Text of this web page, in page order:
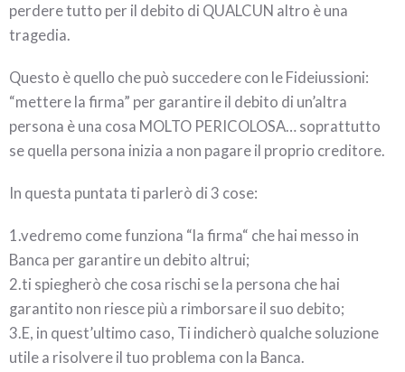
perdere tutto per il debito di QUALCUN altro è una
tragedia.
Questo è quello che può succedere con le Fideiussioni:
“mettere la firma” per garantire il debito di un’altra
persona è una cosa MOLTO PERICOLOSA… soprattutto
se quella persona inizia a non pagare il proprio creditore.
In questa puntata ti parlerò di 3 cose:
1.vedremo come funziona “la firma“ che hai messo in
Banca per garantire un debito altrui;
2.ti spiegherò che cosa rischi se la persona che hai
garantito non riesce più a rimborsare il suo debito;
3.E, in quest’ultimo caso, Ti indicherò qualche soluzione
utile a risolvere il tuo problema con la Banca.